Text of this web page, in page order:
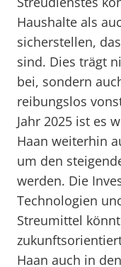
Haushalte als
sicherstellen,
sind. Dies trägt
bei, sondern
reibungslos
Jahr 2025 ist es
Haan weiterhin
um den
werden. Die
Technologien
Streumittel
Haan auch in